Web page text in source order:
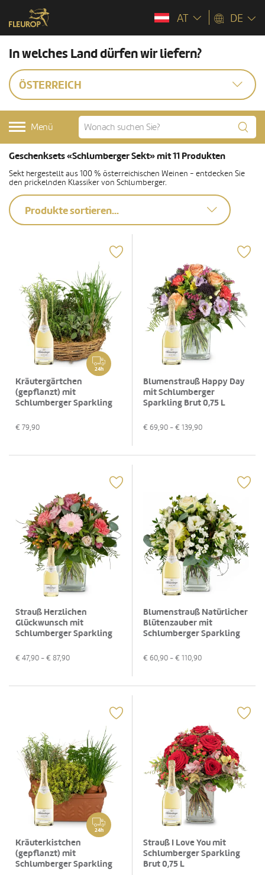
AT DE
In welches Land dürfen wir liefern?
ÖSTERREICH
Menü
Geschenksets «Schlumberger Sekt» mit 11 Produkten
Sekt hergestellt aus 100 % österreichischen Weinen - entdecken Sie
den prickelnden Klassiker von Schlumberger.
Produkte sortieren...
24h
Kräutergärtchen
(gepflanzt) mit
Schlumberger Sparkling
€ 79,90
Blumenstrauß Happy Day
mit Schlumberger
Sparkling Brut 0,75 L
€ 69,90 - € 139,90
Strauß Herzlichen
Glückwunsch mit
Schlumberger Sparkling
€ 47,90 - € 87,90
Blumenstrauß Natürlicher
Blütenzauber mit
Schlumberger Sparkling
€ 60,90 - € 110,90
24h
Kräuterkistchen
(gepflanzt) mit
Schlumberger Sparkling
Strauß I Love You mit
Schlumberger Sparkling
Brut 0,75 L